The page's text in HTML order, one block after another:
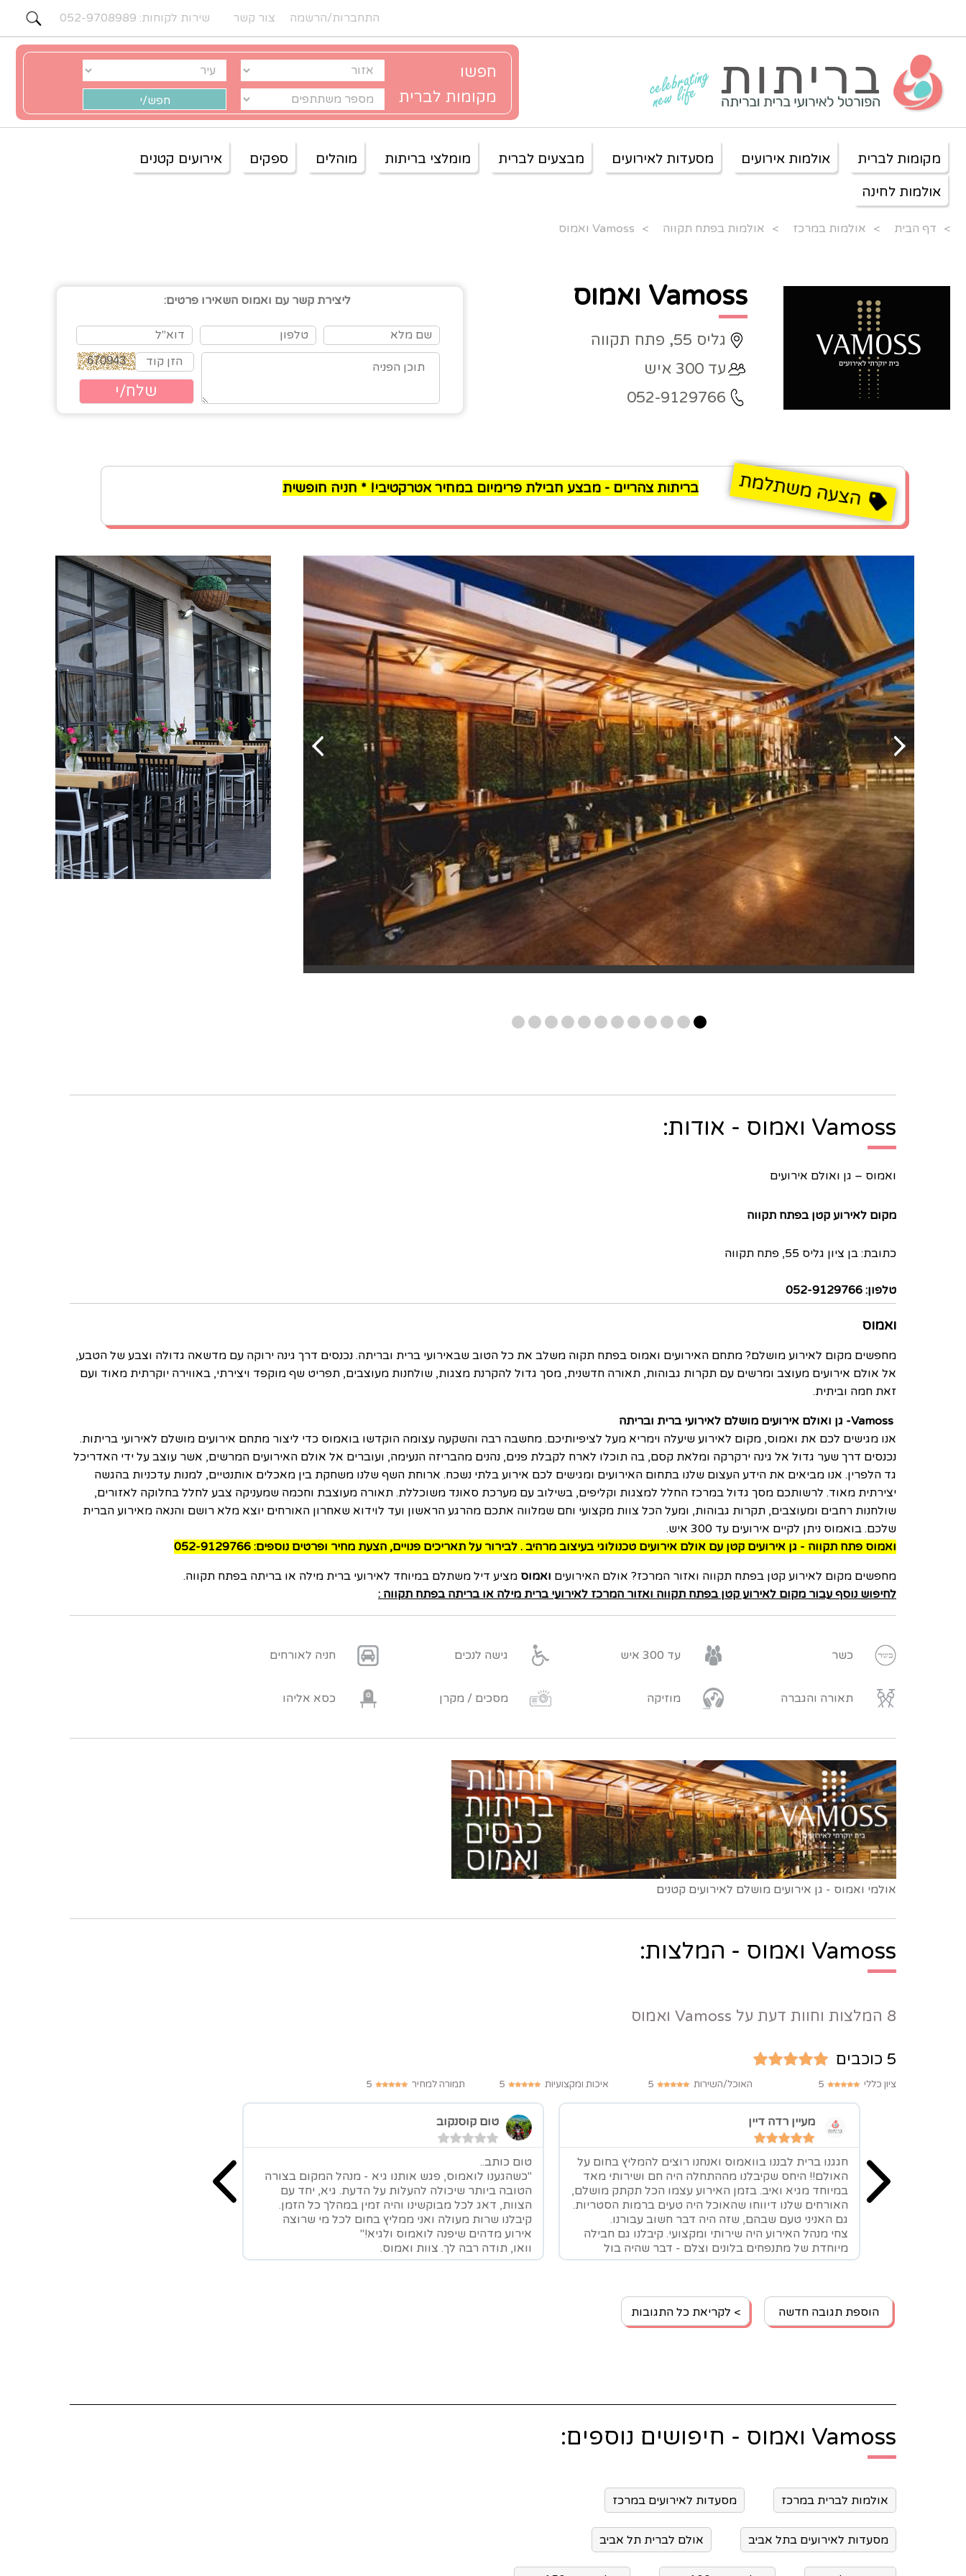
צור קשר שירות לקוחות: 052-9708989 התחברות/הרשמה
חפשו
מקומות לברית
מקומות לברית אולמות אירועים מסעדות לאירועים מבצעים לברית מומלצי בריתות מוהלים ספקים אירועים קטנים
אולמות לחינה
> דף הבית > אולמות במרכז > אולמות בפתח תקווה > Vamoss ואמוס
ליצירת קשר עם ואמוס השאירו פרטים: Vamoss ואמוס
גליס 55, פתח תקווה
עד 300 איש
052-9129766
בריתות צהריים - מבצע חבילת פרימיום במחיר אטרקטיבי! * חניה חופשית
Vamoss ואמוס - אודות:
ואמוס – גן ואולם אירועים
מקום לאירוע קטן בפתח תקווה
כתובת: בן ציון גליס 55, פתח תקווה
טלפון: 052-9129766
ואמוס
מחפשים מקום לאירוע מושלם? מתחם האירועים ואמוס בפתח תקוה משלב את כל הטוב שבאירועי ברית ובריתה. נכנסים דרך גינה ירוקה עם מדשאה גדולה וצבע של הטבע,
אל אולם אירועים מעוצב ומרשים עם תקרות גבוהות, תאורה חדשנית, מסך גדול להקרנת מצגות, שולחנות מעוצבים, תפריט שף מוקפד ויצירתי, באווירה יוקרתית מאוד ועם
זאת חמה וביתית.
Vamoss- גן ואולם אירועים מושלם לאירועי ברית ובריתה
אנו מגישים לכם את ואמוס, מקום לאירוע שיעלה וימריא מעל לציפיותיכם. מחשבה רבה והשקעה עצומה הוקדשו בואמוס כדי ליצור מתחם אירועים מושלם לאירועי בריתות.
נכנסים דרך שער גדול אל גינה ירקרקה ומלאת קסם, בה תוכלו לארח לקבלת פנים, נהנים מהבריזה הנעימה, ועוברים אל אולם האירועים המרשים, אשר עוצב על ידי האדריכל
גד הלפרין. אנו מביאים את הידע העצום שלנו בתחום האירועים ומגישים לכם אירוע בלתי נשכח. ארוחת השף שלנו משחקת בין מאכלים אותנטיים, למנות עדכניות בהגשה
יצירתית מאוד. לרשותכם מסך גדול במרכז החלל למצגות וקליפים, בשילוב עם מערכת סאונד משוכללת. תאורה מעוצבת וחכמה שמעניקה צבע לחלל בחלוקה לאזורים,
שולחנות רחבים ומעוצבים, תקרות גבוהות, ומעל הכל צוות מקצועי וחם שמלווה אתכם מהרגע הראשון ועד לוידוא שאחרון האורחים יוצא מלא רושם והנאה מאירוע הברית
שלכם. בואמוס ניתן לקיים אירועים עד 300 איש.
ואמוס פתח תקווה - גן אירועים קטן עם אולם אירועים טכנולוגי בעיצוב מרהיב . לבירור על תאריכים פנויים, הצעת מחיר ופרטים נוספים: 052-9129766
מחפשים מקום לאירוע קטן בפתח תקווה ואזור המרכז? אולם האירועים ואמוס מציע דיל משתלם במיוחד לאירועי ברית מילה או בריתה בפתח תקווה.
לחיפוש נוסף עבור מקום לאירוע קטן בפתח תקווה ואזור המרכז לאירועי ברית מילה או בריתה בפתח תקווה :
כשר עד 300 איש גישה לנכים חניה לאורחים
תאורה והגברה מוזיקה מסכים / מקרן כסא אליהו
אולמי ואמוס - גן אירועים מושלם לאירועים קטנים
Vamoss ואמוס - המלצות:
8 המלצות וחוות דעת על Vamoss ואמוס
5 כוכבים
ציון כללי 5 האוכל/השירות 5 איכות ומקצועיות 5 תמורה למחיר 5
מעיין רדה דיין
חגגנו ברית לבננו בוואמוס ואנחנו רוצים להמליץ בחום על
האולם!! היחס שקיבלנו מההתחלה היה חם ושירותי מאד
במיוחד מגיא ואיב. בזמן האירוע עצמו הכל תקתק מושלם,
האורחים שלנו דיווחו שהאוכל היה טעים ברמות הסטריות.
גם האניני טעם שבהם, שזה היה דבר חשוב עבורנו.
צחי מנהל האירוע היה שירותי ומקצועי. קיבלנו גם חבילה
מיוחדת של מתנפחים בלונים וצלם - דבר שהיה בול
במקום.
תודה לוואמוס !
טום קוסנקוב
טום כותב..
"כשהגענו לואמוס, פגש אותנו גיא - מנהל המקום בצורה
הטובה ביותר שיכולה להעלות על הדעת. גיא, יחד עם
הצוות, דאג לכל מבוקשינו והיה זמין במהלך כל הזמן.
קיבלנו שרות מעולה ואני ממליץ בחום לכל מי שרוצה
אירוע מדהים שיפנה לואמוס ולגיא!"
וואו, תודה רבה לך. צוות ואמוס.
הוספת תגובה חדשה > לקריאת כל התגובות
Vamoss ואמוס - חיפושים נוספים:
אולמות לברית במרכז מסעדות לאירועים במרכז
מסעדות לאירועים בתל אביב אולם לברית תל אביב